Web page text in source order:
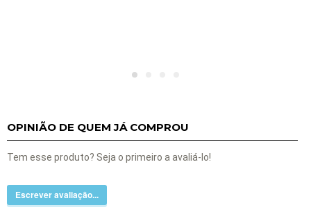
OPINIÃO DE QUEM JÁ COMPROU
Tem esse produto? Seja o primeiro a avaliá-lo!
Escrever avaliação...